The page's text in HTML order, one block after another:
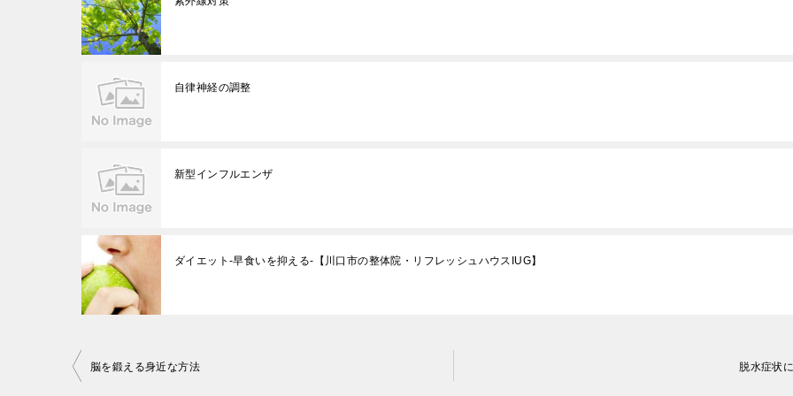
自律神経の調整
新型インフルエンザ
ダイエット-早食いを抑える-【川口市の整体院・リフレッシュハウスIUG】
投
脳を鍛える身近な方法 脱水症状